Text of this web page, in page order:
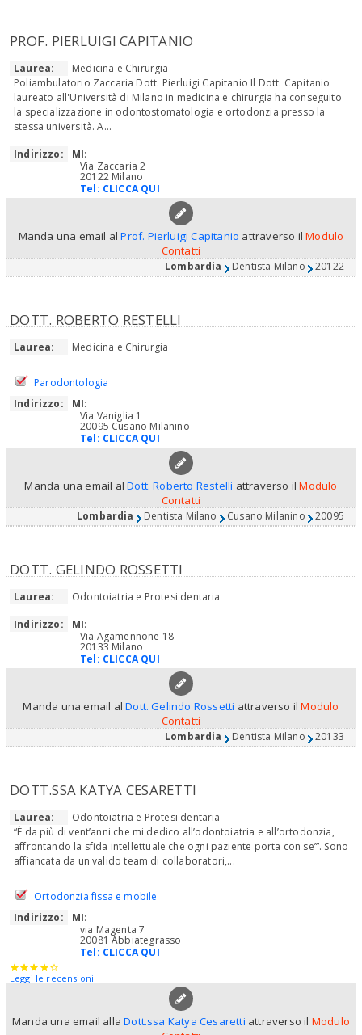
PROF. PIERLUIGI CAPITANIO
Laurea:
Medicina e Chirurgia
Poliambulatorio Zaccaria Dott. Pierluigi Capitanio Il Dott. Capitanio
laureato all'Università di Milano in medicina e chirurgia ha conseguito
la specializzazione in odontostomatologia e ortodonzia presso la
stessa università. A...
Indirizzo:
MI:
Via Zaccaria 2
20122 Milano
Tel: CLICCA QUI
Manda una email alProf. Pierluigi Capitanio attraverso ilModulo
Contatti
Lombardia Dentista Milano 20122
DOTT. ROBERTO RESTELLI
Laurea: Medicina e Chirurgia
Parodontologia
Indirizzo:
MI:
Via Vaniglia 1
20095 Cusano Milanino
Tel: CLICCA QUI
Manda una email alDott. Roberto Restelli attraverso ilModulo
Contatti
Lombardia Dentista Milano Cusano Milanino 20095
DOTT. GELINDO ROSSETTI
Laurea:
Odontoiatria e Protesi dentaria
Indirizzo:
MI:
Via Agamennone 18
20133 Milano
Tel: CLICCA QUI
Manda una email alDott. Gelindo Rossetti attraverso ilModulo
Contatti
Lombardia Dentista Milano 20133
DOTT.SSA KATYA CESARETTI
Laurea:
Odontoiatria e Protesi dentaria
“È da più di vent’anni che mi dedico all’odontoiatria e all’ortodonzia,
affrontando la sfida intellettuale che ogni paziente porta con se’”. Sono
affiancata da un valido team di collaboratori,...
Ortodonzia fissa e mobile
Indirizzo:
MI:
via Magenta 7
20081 Abbiategrasso
Tel: CLICCA QUI
Leggi le recensioni
Manda una email allaDott.ssa Katya Cesaretti attraverso il Modulo